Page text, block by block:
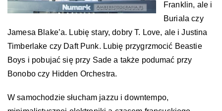
Franklin, ale i
Buriala czy
Jamesa Blake’a. Lubię stary, dobry T. Love, ale i Justina
Timberlake czy Daft Punk. Lubię przygrzmocić Beastie
Boys i pobujać się przy Sade a także podumać przy
Bonobo czy Hidden Orchestra.
W samochodzie słucham jazzu i downtempo,